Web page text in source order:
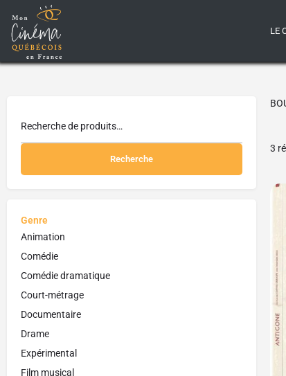
LE
Recherche
Genre
Animation
Comédie
Comédie dramatique
Court-métrage
Documentaire
Drame
Expérimental
Film musical
3